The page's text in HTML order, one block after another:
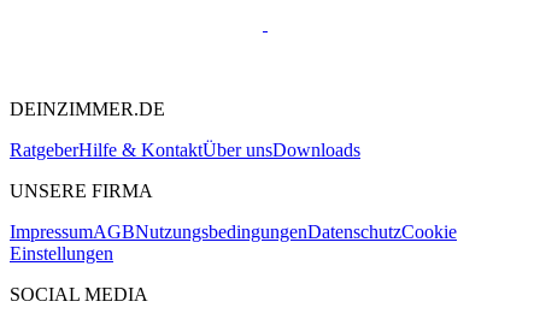
DEINZIMMER.DE
RatgeberHilfe & KontaktÜber unsDownloads
UNSERE FIRMA
ImpressumAGBNutzungsbedingungenDatenschutzCookie
Einstellungen
SOCIAL MEDIA